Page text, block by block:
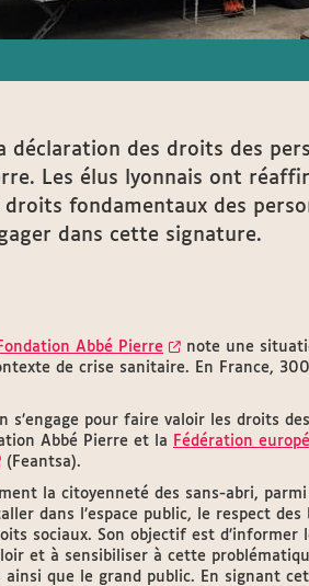
déclaration des droits des
Les élus lyonnais ont
fondamentaux des
dans cette signature.
Fondation Abbé Pierre
note une
de crise sanitaire. En France,
s’engage pour faire valoir les droits
Abbé Pierre et la
Fédération
(Feantsa).
la citoyenneté des sans-abri, parmi
dans l’espace public, le respect des
sociaux. Son objectif est d’informer
et à sensibiliser à cette
ainsi que le grand public. En signant